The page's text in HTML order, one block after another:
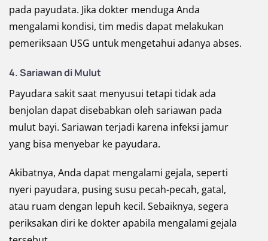
pada payudata. Jika dokter menduga Anda
mengalami kondisi, tim medis dapat melakukan
pemeriksaan USG untuk mengetahui adanya abses.
4. Sariawan di Mulut
Payudara sakit saat menyusui tetapi tidak ada
benjolan dapat disebabkan oleh sariawan pada
mulut bayi. Sariawan terjadi karena infeksi jamur
yang bisa menyebar ke payudara.
Akibatnya, Anda dapat mengalami gejala, seperti
nyeri payudara, pusing susu pecah-pecah, gatal,
atau ruam dengan lepuh kecil. Sebaiknya, segera
periksakan diri ke dokter apabila mengalami gejala